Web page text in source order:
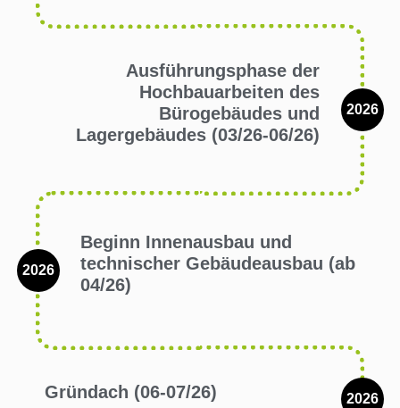
2026
Ausführungsphase der
Hochbauarbeiten des
Bürogebäudes und
Lagergebäudes (03/26-06/26)
2026
Beginn Innenausbau und
technischer Gebäudeausbau (ab
04/26)
2026
Gründach (06-07/26)